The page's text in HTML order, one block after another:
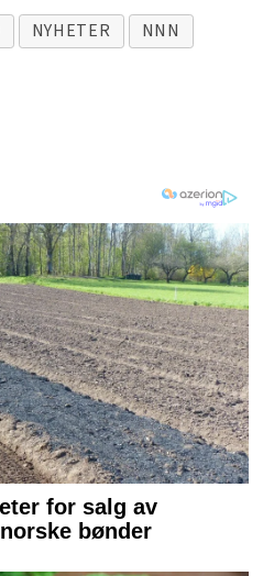
NYHETER
NNN